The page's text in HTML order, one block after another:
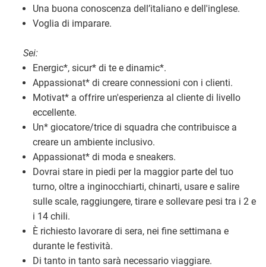
Una buona conoscenza dell’italiano e dell'inglese.
Voglia di imparare.
Sei:
Energic*, sicur* di te e dinamic*.
Appassionat* di creare connessioni con i clienti.
Motivat* a offrire un'esperienza al cliente di livello
eccellente.
Un* giocatore/trice di squadra che contribuisce a
creare un ambiente inclusivo.
Appassionat* di moda e sneakers.
Dovrai stare in piedi per la maggior parte del tuo
turno, oltre a inginocchiarti, chinarti, usare e salire
sulle scale, raggiungere, tirare e sollevare pesi tra i 2 e
i 14 chili.
È richiesto lavorare di sera, nei fine settimana e
durante le festività.
Di tanto in tanto sarà necessario viaggiare.